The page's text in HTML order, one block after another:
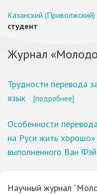
Казанский
студент
Журнал
Трудности перевода
язык
[подробнее]
Особенности
на Руси жить хорошо»
выполненного Ван
Научный журнал